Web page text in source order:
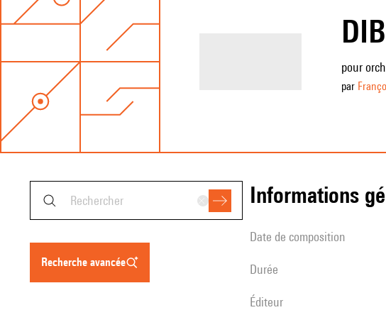
pour
par
recherche avancée
informations
date de composition
durée
éditeur